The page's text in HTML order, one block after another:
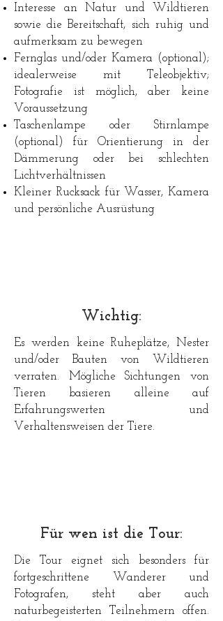
Interesse an Natur und Wildtieren
sowie die Bereitschaft, sich ruhig und
aufmerksam zu bewegen
Fernglas und/oder Kamera (optional);
idealerweise mit Teleobjektiv;
Fotografie ist möglich, aber keine
Voraussetzung
Taschenlampe oder Stirnlampe
(optional) für Orientierung in der
Dämmerung oder bei schlechten
Lichtverhältnissen
Kleiner Rucksack für Wasser, Kamera
und persönliche Ausrüstung
Wichtig:
Es werden keine Ruheplätze, Nester
und/oder Bauten von Wildtieren
verraten. Mögliche Sichtungen von
Tieren basieren alleine auf
Erfahrungswerten und
Verhaltensweisen der Tiere.
Für wen ist die Tour:
Die Tour eignet sich besonders für
fortgeschrittene Wanderer und
Fotografen, steht aber auch
naturbegeisterten Teilnehmern offen.